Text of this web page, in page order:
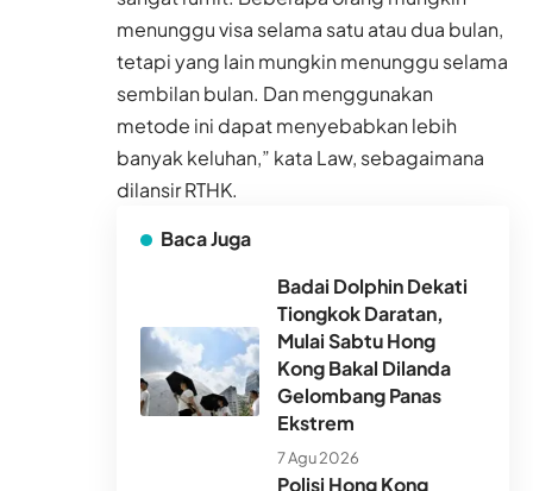
menunggu visa selama satu atau dua bulan,
tetapi yang lain mungkin menunggu selama
sembilan bulan. Dan menggunakan
metode ini dapat menyebabkan lebih
banyak keluhan,” kata Law, sebagaimana
dilansir RTHK.
Baca Juga
Badai Dolphin Dekati
Tiongkok Daratan,
Mulai Sabtu Hong
Kong Bakal Dilanda
Gelombang Panas
Ekstrem
7 Agu 2026
Polisi Hong Kong